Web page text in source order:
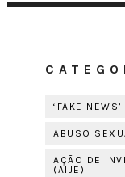
‘FAKE NEWS’
ABUSO
AÇÃO DE
(AIJE)